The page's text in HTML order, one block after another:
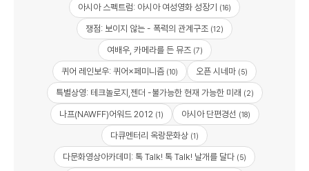
아시아 스펙트럼: 아시아 여성영화 성장기 (16)
쟁점: 보이지 않는 - 폭력의 관계구조 (12)
여배우, 카메라를 든 뮤즈(7)
퀴어 레인보우: 퀴어×페미니즘 (10) 오픈 시네마 (5)
특별상영: 테크놀로지,젠더 -불가능한 현재 가능한 미래 (2)
나프(NAWFF)어워드 2012(1) 아시아 단편경선 (18)
다큐멘터리 옥랑문화상 (1)
다문화영상아카데미: 톡 Talk! 톡 Talk! 날개를 달다 (5)